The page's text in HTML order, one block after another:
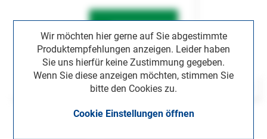
Wir möchten hier gerne auf Sie abgestimmte
Produktempfehlungen anzeigen. Leider haben
Sie uns hierfür keine Zustimmung gegeben.
Wenn Sie diese anzeigen möchten, stimmen Sie
bitte den Cookies zu.
Cookie Einstellungen öffnen